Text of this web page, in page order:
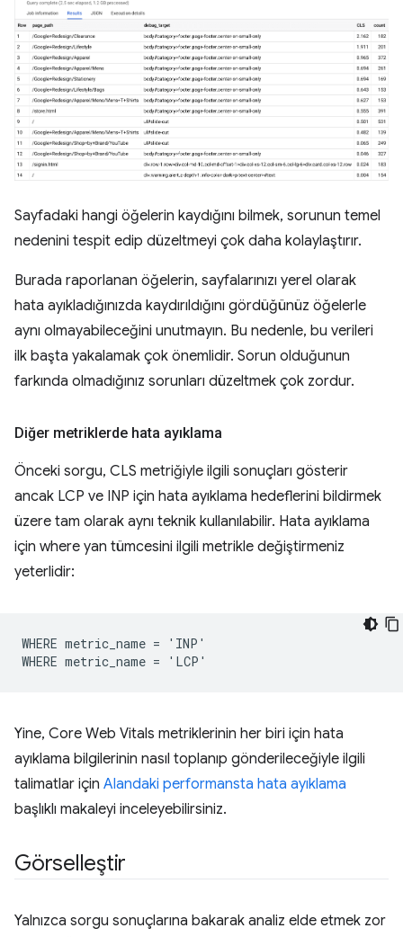
Sayfadaki hangi öğelerin kaydığını bilmek, sorunun temel
nedenini tespit edip düzeltmeyi çok daha kolaylaştırır.
Burada raporlanan öğelerin, sayfalarınızı yerel olarak
hata ayıkladığınızda kaydırıldığını gördüğünüz öğelerle
aynı olmayabileceğini unutmayın. Bu nedenle, bu verileri
ilk başta yakalamak çok önemlidir. Sorun olduğunun
farkında olmadığınız sorunları düzeltmek çok zordur.
Diğer metriklerde hata ayıklama
Önceki sorgu, CLS metriğiyle ilgili sonuçları gösterir
ancak LCP ve INP için hata ayıklama hedeflerini bildirmek
üzere tam olarak aynı teknik kullanılabilir. Hata ayıklama
için where yan tümcesini ilgili metrikle değiştirmeniz
yeterlidir:
WHERE metric_name = 'INP'
Yine, Core Web Vitals metriklerinin her biri için hata
ayıklama bilgilerinin nasıl toplanıp gönderileceğiyle ilgili
talimatlar için Alandaki performansta hata ayıklama
başlıklı makaleyi inceleyebilirsiniz.
Görselleştir
Yalnızca sorgu sonuçlarına bakarak analiz elde etmek zor